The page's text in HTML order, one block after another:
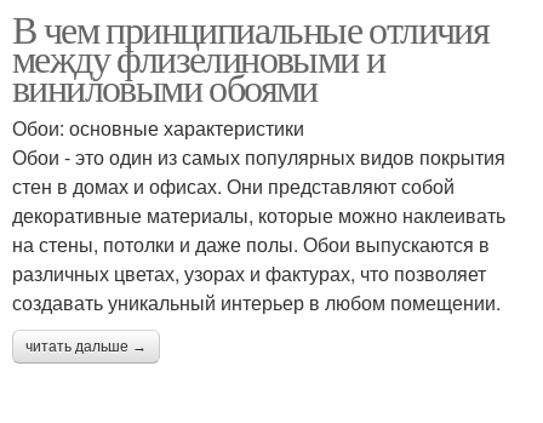
В чем принципиальные отличия
между флизелиновыми и
виниловыми обоями
Обои: основные характеристики
Обои - это один из самых популярных видов покрытия
стен в домах и офисах. Они представляют собой
декоративные материалы, которые можно наклеивать
на стены, потолки и даже полы. Обои выпускаются в
различных цветах, узорах и фактурах, что позволяет
создавать уникальный интерьер в любом помещении.
читать дальше →